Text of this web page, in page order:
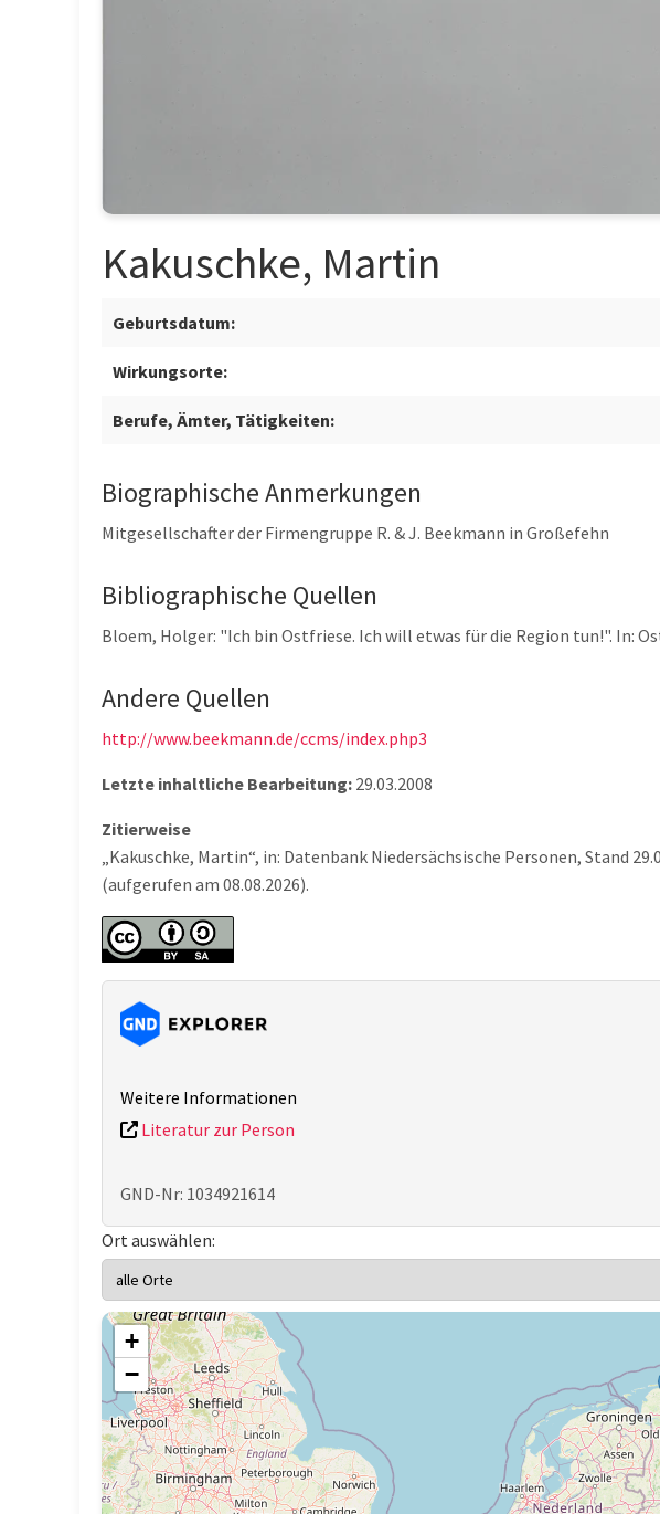
Kakuschke, Martin
Geburtsdatum:
Wirkungsorte:
Berufe, Ämter, Tätigkeiten:
Biographische Anmerkungen
Mitgesellschafter der Firmengruppe R. & J. Beekmann in Großefehn
Bibliographische Quellen
Bloem, Holger: "Ich bin Ostfriese. Ich will etwas für die Region tun!". In:
Andere Quellen
http://www.beekmann.de/ccms/index.php3
Letzte inhaltliche Bearbeitung: 29.03.2008
Zitierweise
„Kakuschke, Martin“, in: Datenbank Niedersächsische Personen, Stand
(aufgerufen am 08.08.2026).
Weitere Informationen
Literatur zur Person
GND-Nr: 1034921614
Ort auswählen:
+
−